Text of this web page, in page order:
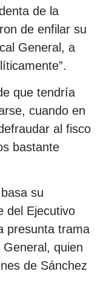
de la
de enfilar su
General, a
que tendría
cuando en
al fisco
bastante
su
del Ejecutivo
presunta trama
quien
de Sánchez